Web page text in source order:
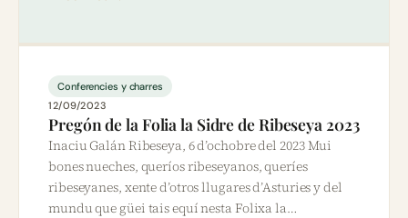
Conferencies y charres
12/09/2023
Pregón de la Folia la Sidre de Ribeseya 2023
Inaciu Galán Ribeseya, 6 d’ochobre del 2023 Mui
bones nueches, queríos ribeseyanos, queríes
ribeseyanes, xente d’otros llugares d’Asturies y del
mundu que güei tais equí nesta Folixa la…